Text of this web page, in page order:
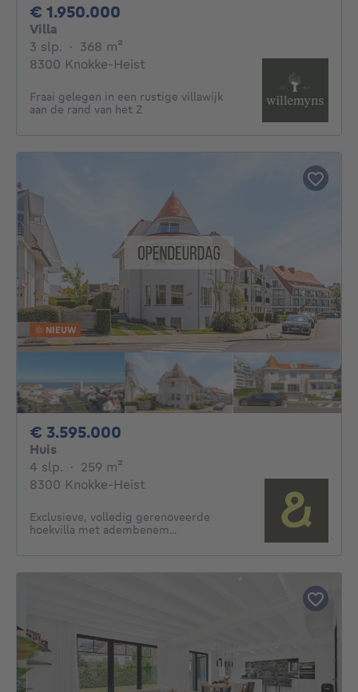
€ 1.950.000
Villa
3 slp. 3 slaapkamers
· 368 m²
8300 Knokke-Heist
Fraai gelegen in een rustige villawijk
aan de rand van het Z
NIEUW
€ 3.595.000
Huis
4 slp. 4 slaapkamers
· 259 m²
8300 Knokke-Heist
Exclusieve, volledig gerenoveerde
hoekvilla met adembenem...